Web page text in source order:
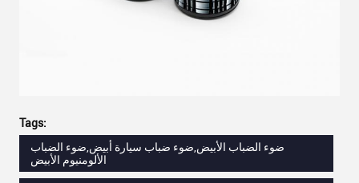
Tags:
ضوء الضباب الأبيض,ضوء ضباب سيارة أبيض,ضوء الضباب
الألومنيوم الأبيض